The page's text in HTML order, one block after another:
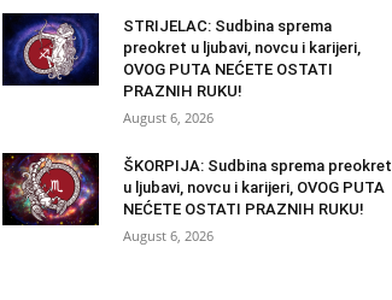
STRIJELAC: Sudbina sprema
preokret u ljubavi, novcu i karijeri,
OVOG PUTA NEĆETE OSTATI
PRAZNIH RUKU!
August 6, 2026
ŠKORPIJA: Sudbina sprema preokret
u ljubavi, novcu i karijeri, OVOG PUTA
NEĆETE OSTATI PRAZNIH RUKU!
August 6, 2026